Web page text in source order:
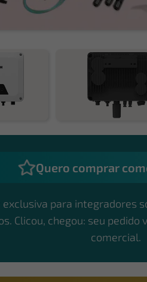
Quero comprar
exclusiva para integradores
Clicou, chegou: seu pedido
comercial.